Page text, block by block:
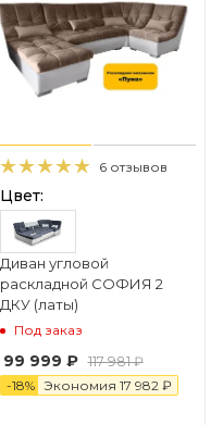
6 отзывов
Цвет:
Диван угловой
раскладной СОФИЯ 2
ДКУ (латы)
Под заказ
99 999 ₽ 117 981 ₽
-18% Экономия 17 982 ₽